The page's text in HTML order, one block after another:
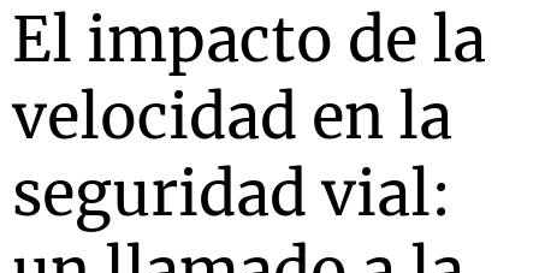
El impacto de la
velocidad en la
seguridad vial: